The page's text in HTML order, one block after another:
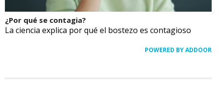
¿Por qué se contagia?
La ciencia explica por qué el bostezo es contagioso
POWERED BY ADDOOR